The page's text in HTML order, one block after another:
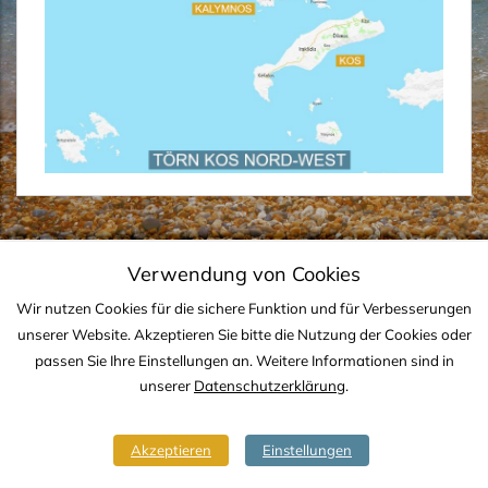
IMPRESSUM DATENSCHUTZ KONTAKT
Copyright © 2020-2026 TJS YACHTING
Verwendung von Cookies
Wir nutzen Cookies für die sichere Funktion und für Verbesserungen
unserer Website. Akzeptieren Sie bitte die Nutzung der Cookies oder
passen Sie Ihre Einstellungen an. Weitere Informationen sind in
unserer Datenschutzerklärung.
Akzeptieren Einstellungen